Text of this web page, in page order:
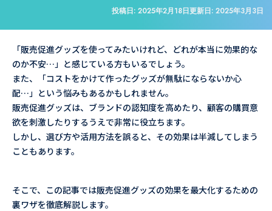
投稿日: 2025年2月18日更新日: 2025年3月3日
「販売促進グッズを使ってみたいけれど、どれが本当に効果的な
のか不安…」と感じている方もいるでしょう。
また、「コストをかけて作ったグッズが無駄にならないか心
配…」という悩みもあるかもしれません。
販売促進グッズは、ブランドの認知度を高めたり、顧客の購買意
欲を刺激したりするうえで非常に役立ちます。
しかし、選び方や活用方法を誤ると、その効果は半減してしまう
こともあります。
そこで、この記事では販売促進グッズの効果を最大化するための
裏ワザを徹底解説します。